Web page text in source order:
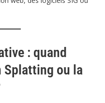
: quand
Splatting ou la